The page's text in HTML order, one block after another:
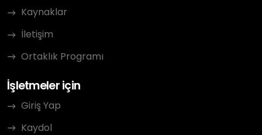
Kaynaklar
İletişim
Ortaklık Programı
İşletmeler için
Giriş Yap
Kaydol